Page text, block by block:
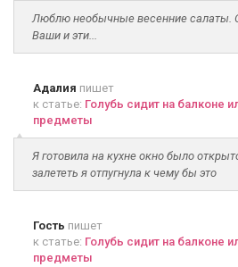
Люблю необычные весенние салаты.
Ваши и эти...
Адалия пишет
к статье: Голубь сидит на балконе
предметы
Я готовила на кухне окно было
залететь я отпугнула к чему бы это
Гость пишет
к статье: Голубь сидит на балконе
предметы